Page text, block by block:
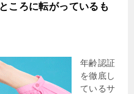
ころに転がっているも
年齢認証
を徹底し
ているサ